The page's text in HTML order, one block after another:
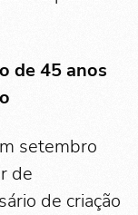
de 45 anos
setembro
de
de criação